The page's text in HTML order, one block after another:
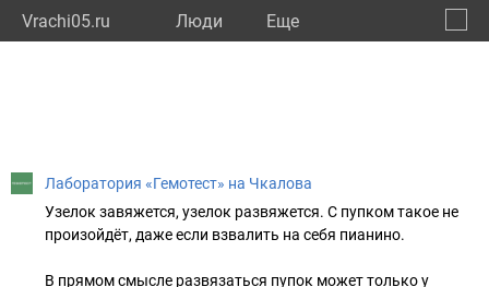
Vrachi05.ru Люди Eще
Лаборатория «Гемотест» на Чкалова
Узелок завяжется, узелок развяжется. С пупком такое не
произойдёт, даже если взвалить на себя пианино.
В прямом смысле развязаться пупок может только у